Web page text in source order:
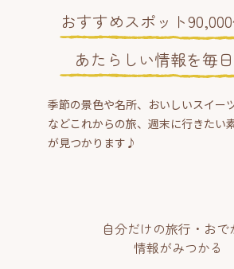
おすすめスポット
あたらしい情報を毎
季節の景色や名所、おいしいスイー
などこれからの旅、週末に行きたい
が見つかります♪
自分だけの旅行・おで
情報がみつかる